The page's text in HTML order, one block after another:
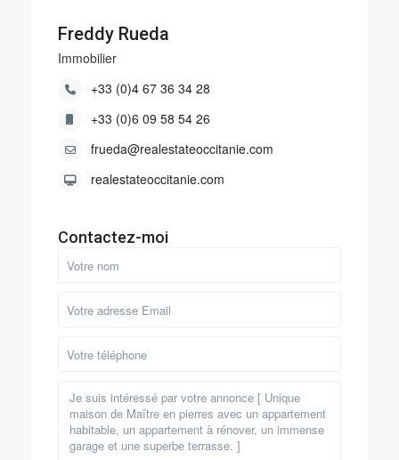
Freddy Rueda
Immobilier
+33 (0)4 67 36 34 28
+33 (0)6 09 58 54 26
frueda@realestateoccitanie.com
realestateoccitanie.com
Contactez-moi